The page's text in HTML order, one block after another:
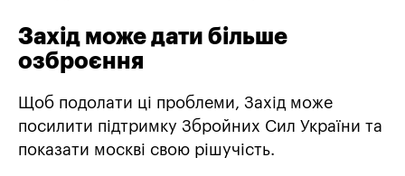
Захід може дати більше
озброєння
Щоб подолати ці проблеми, Захід може
посилити підтримку Збройних Сил України та
показати москві свою рішучість.